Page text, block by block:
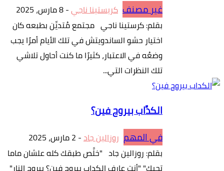
غير مصنف كريستينا ناجي-8 مارس، 2025
بقلم: كرستينا ناجي مجتمع مُتديِّن بطبعه كان
اختيار حشو الساندويتش في تلك الأيام أمرًا يجب
وضعُه في الاعتبار، كثيرًا ما كنت أحاول تلاشي
تلك النظرات التي...
الكدَّاب بيروح فين؟
في المهم روزالين جاد- 2 مارس، 2025
بقلم: روزالين جاد "خلَّص طبقك كله علشان ماما
تحبك" "أنت عارف الكداب بيروح فين؟ بيروح النار"